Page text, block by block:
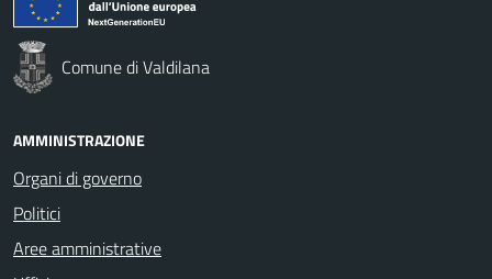
Comune di Valdilana
AMMINISTRAZIONE
Organi di governo
Politici
Aree amministrative